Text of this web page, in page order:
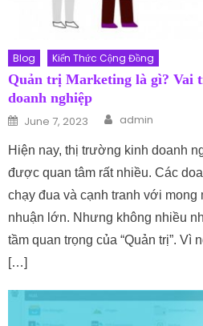
Blog Kiến Thức Cộng Đồng
Quản trị Marketing là gì? Vai
doanh nghiệp
Posted on
June 7, 2023 Author
admin
Hiện nay, thị trường kinh doanh
được quan tâm rất nhiều. Các
chạy đua và cạnh tranh với
nhuận lớn. Nhưng không nhiều
tầm quan trọng của “Quản trị”.
[…]